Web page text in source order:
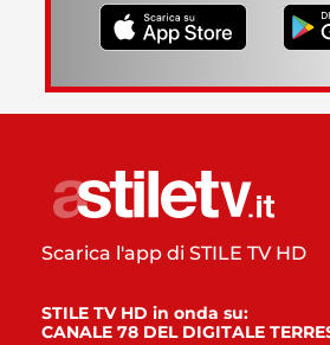
Scarica l'app di STILE TV HD
STILE TV HD in onda su:
CANALE 78 DEL DIGITALE